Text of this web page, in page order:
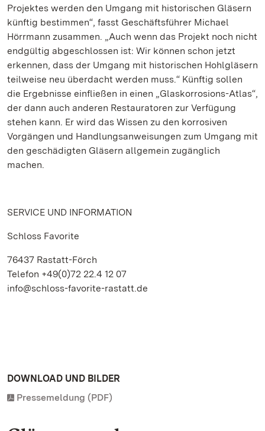
Projektes werden den Umgang mit historischen Gläsern
künftig bestimmen“, fasst Geschäftsführer Michael
Hörrmann zusammen. „Auch wenn das Projekt noch nicht
endgültig abgeschlossen ist: Wir können schon jetzt
erkennen, dass der Umgang mit historischen Hohlgläsern
teilweise neu überdacht werden muss.“ Künftig sollen
die Ergebnisse einfließen in einen „Glaskorrosions-Atlas“,
der dann auch anderen Restauratoren zur Verfügung
stehen kann. Er wird das Wissen zu den korrosiven
Vorgängen und Handlungsanweisungen zum Umgang mit
den geschädigten Gläsern allgemein zugänglich
machen.
SERVICE UND INFORMATION
Schloss Favorite
76437 Rastatt-Förch
Telefon +49(0)72 22.4 12 07
info@schloss-favorite-rastatt.de
DOWNLOAD UND BILDER
Pressemeldung (PDF)